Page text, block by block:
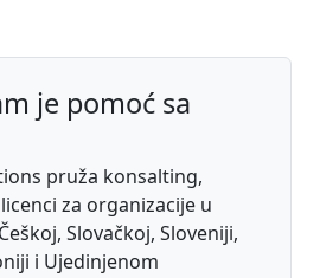
je pomoć sa
pruža konsalting,
za organizacije u
Slovačkoj, Sloveniji,
i Ujedinjenom